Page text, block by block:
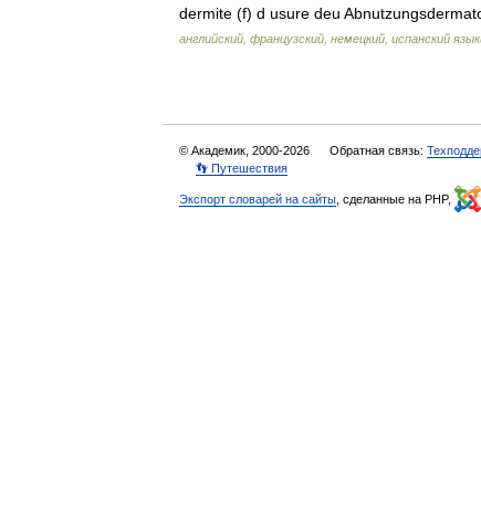
dermite (f) d usure deu
английский, французский, немецкий, испанский
© Академик, 2000-2026 Обратная связь:
👣 Путешествия
Экспорт словарей на сайты , сделанные на PHP,